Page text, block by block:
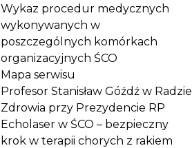
Wykaz procedur medycznych
wykonywanych w
poszczególnych komórkach
organizacyjnych ŚCO
Mapa serwisu
Profesor Stanisław Góźdź w Radzie
Zdrowia przy Prezydencie RP
Echolaser w ŚCO – bezpieczny
krok w terapii chorych z rakiem